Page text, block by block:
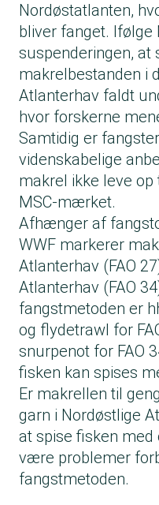
Nordøstatlanten,
bliver fanget. Ifølge
suspenderingen, at
makrelbestanden i
Atlanterhav faldt
hvor forskerne
Samtidig er
videnskabelige
makrel ikke leve op
MSC-mærket.
Afhænger af
WWF markerer
Atlanterhav (FAO
Atlanterhav (FAO
fangstmetoden er
og flydetrawl for
snurpenot for FAO
fisken kan spises
Er makrellen til
garn i Nordøstlige
at spise fisken med
være problemer
fangstmetoden.